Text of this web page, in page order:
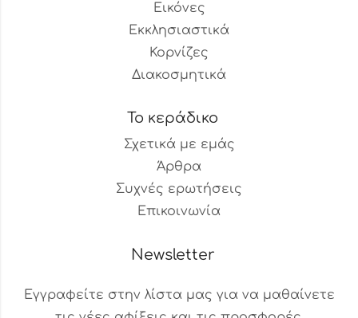
Εικόνες
Εκκλησιαστικά
Κορνίζες
Διακοσμητικά
Το κεράδικο
Σχετικά με εμάς
Άρθρα
Συχνές ερωτήσεις
Επικοινωνία
Newsletter
Εγγραφείτε στην λίστα μας για να μαθαίνετε